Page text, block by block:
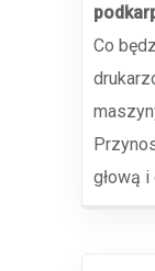
Co
głową i